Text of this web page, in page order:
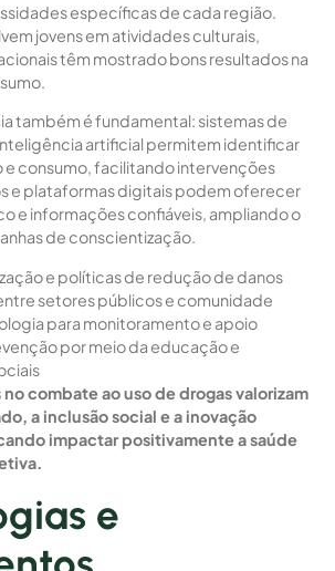
específicas de cada região.
jovens em atividades culturais,
têm mostrado bons resultados na
também é fundamental: sistemas de
artificial permitem identificar
consumo, facilitando intervenções
e plataformas digitais podem oferecer
e informações confiáveis, ampliando o
de conscientização.
e políticas de redução de danos
setores públicos e comunidade
para monitoramento e apoio
por meio da educação e
combate ao uso de drogas valorizam
a inclusão social e a inovação
impactar positivamente a saúde
e